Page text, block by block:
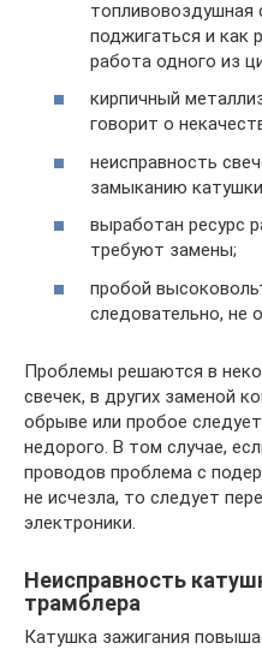
топливовоздушная
поджигаться и как
работа одного из
кирпичный
говорит о
неисправность
замыканию
выработан ресурс
требуют замены;
пробой
следовательно, не
Проблемы решаются в
свечек, в других заменой
обрыве или пробое
недорого. В том случае,
проводов проблема с
не исчезла, то следует
электроники.
Неисправность
трамблера
Катушка зажигания